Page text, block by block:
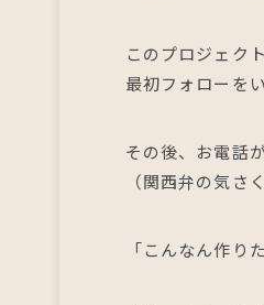
このプロジェク
最初フォローを
その後、お電話
（関西弁の気さ
「こんなん作